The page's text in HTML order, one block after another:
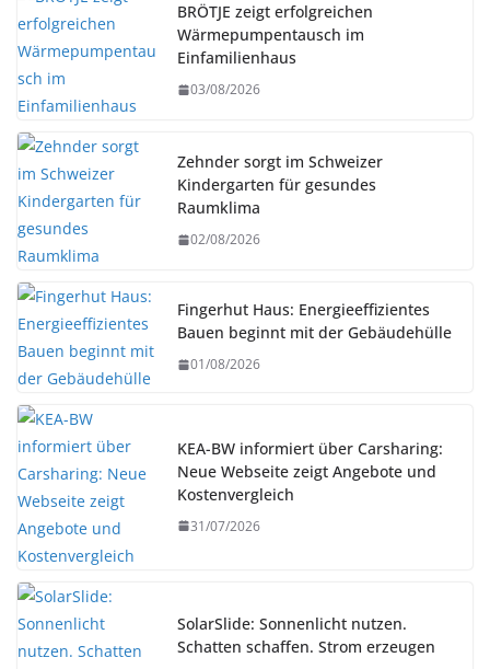
BRÖTJE zeigt erfolgreichen
Wärmepumpentausch im
Einfamilienhaus
03/08/2026
Zehnder sorgt im Schweizer
Kindergarten für gesundes
Raumklima
02/08/2026
Fingerhut Haus: Energieeffizientes
Bauen beginnt mit der Gebäudehülle
01/08/2026
KEA-BW informiert über Carsharing:
Neue Webseite zeigt Angebote und
Kostenvergleich
31/07/2026
SolarSlide: Sonnenlicht nutzen.
Schatten schaffen. Strom erzeugen